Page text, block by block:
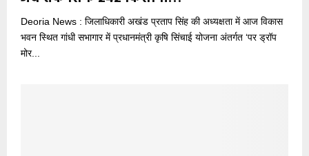
Deoria News : जिलाधिकारी अखंड प्रताप सिंह की अध्यक्षता में आज विकास
भवन स्थित गांधी सभागार में प्रधानमंत्री कृषि सिंचाई योजना अंतर्गत ‘पर ड्रॉप
मोर...